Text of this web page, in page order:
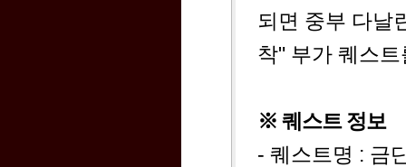
되면 중부 다날
착" 부가 퀘스
※ 퀘스트 정보
- 퀘스트명 : 금